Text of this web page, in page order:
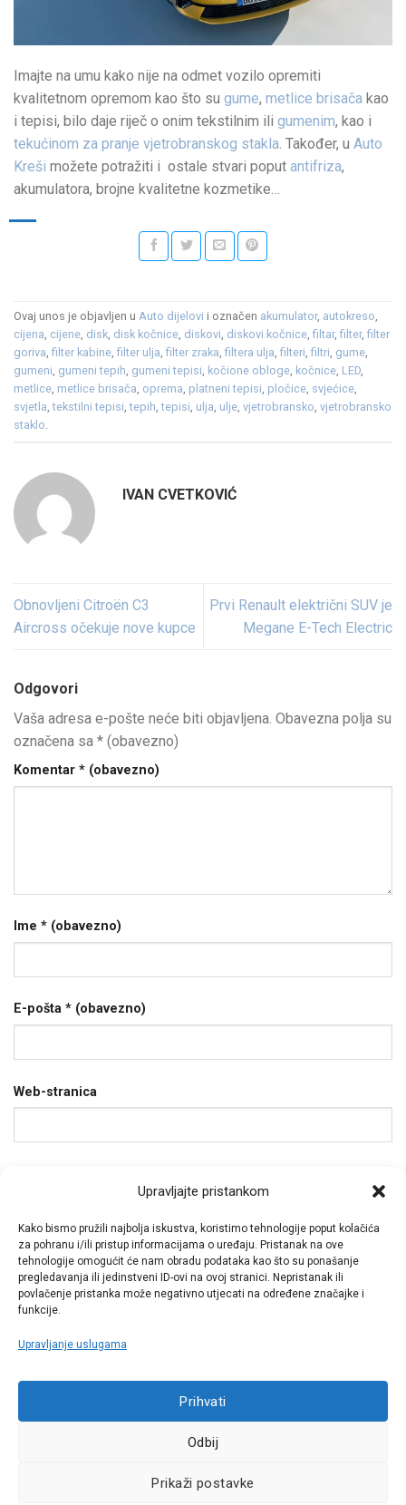
Upravljajte pristankom
Kako bismo pružili najbolja iskustva, koristimo tehnologije poput kolačića
za pohranu i/ili pristup informacijama o uređaju. Pristanak na ove
tehnologije omogućit će nam obradu podataka kao što su ponašanje
pregledavanja ili jedinstveni ID-ovi na ovoj stranici. Nepristanak ili
povlačenje pristanka može negativno utjecati na određene značajke i
funkcije.
Upravljanje uslugama
Prihvati
Odbij
Prikaži postavke
Imajte na umu kako nije na odmet vozilo opremiti
kvalitetnom opremom kao što su gume, metlice brisača kao
i tepisi, bilo daje riječ o onim tekstilnim ili gumenim, kao i
tekućinom za pranje vjetrobranskog stakla . Također, u Auto
Kreši možete potražiti i ostale stvari poput antifriza,
akumulatora, brojne kvalitetne kozmetike…
Ovaj unos je objavljen u Auto dijelovi i označen akumulator, autokreso
cijena cijene disk disk kočnice diskovi diskovi kočnice ,filtar,filter,filter
goriva ,filter kabine ,filter ulja ,filter zraka ,filtera ulja ,filteri ,filtri gume
gumeni gumeni tepih gumeni tepisi kočione obloge kočnice LED
metlice metlice brisača oprema platneni tepisi pločice svjećice
svjetla ,tekstilni tepisi ,tepih ,tepisi ulja ulje vjetrobransko vjetrobransko
staklo
IVAN CVETKOVIĆ
Obnovljeni Citroën C3
Aircross očekuje nove kupce
Prvi Renault električni SUV je
Megane E-Tech Electric
Odgovori
Vaša adresa e-pošte neće biti objavljena. Obavezna polja su
označena sa * (obavezno)
Komentar * (obavezno)
Ime * (obavezno)
E-pošta * (obavezno)
Web-stranica
komentirao.
Call centar
+38513030300